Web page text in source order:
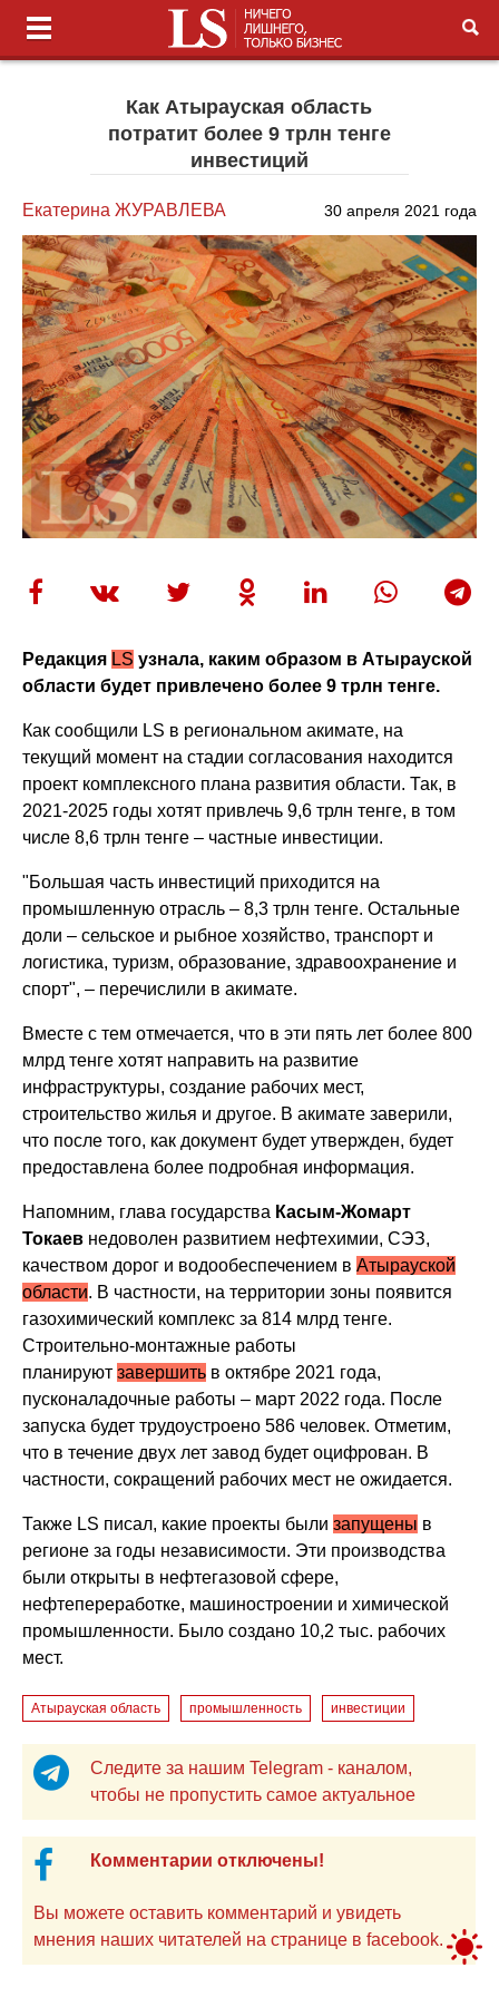
Как Атырауская область
потратит более 9 трлн тенге
инвестиций
Екатерина ЖУРАВЛЕВА 30 апреля 2021 года
Редакция LS узнала, каким образом в Атырауской
области будет привлечено более 9 трлн тенге.
Как сообщили LS в региональном акимате, на
текущий момент на стадии согласования находится
проект комплексного плана развития области. Так, в
2021-2025 годы хотят привлечь 9,6 трлн тенге, в том
числе 8,6 трлн тенге – частные инвестиции.
"Большая часть инвестиций приходится на
промышленную отрасль – 8,3 трлн тенге. Остальные
доли – сельское и рыбное хозяйство, транспорт и
логистика, туризм, образование, здравоохранение и
спорт", – перечислили в акимате.
Вместе с тем отмечается, что в эти пять лет более 800
млрд тенге хотят направить на развитие
инфраструктуры, создание рабочих мест,
строительство жилья и другое. В акимате заверили,
что после того, как документ будет утвержден, будет
предоставлена более подробная информация.
Напомним, глава государства Касым-Жомарт
Токаев недоволен развитием нефтехимии, СЭЗ,
качеством дорог и водообеспечением вАтырауской
области. В частности, на территории зоны появится
газохимический комплекс за 814 млрд тенге.
Строительно-монтажные работы
планируютзавершить в октябре 2021 года,
пусконаладочные работы – март 2022 года. После
запуска будет трудоустроено 586 человек. Отметим,
что в течение двух лет завод будет оцифрован. В
частности, сокращений рабочих мест не ожидается.
Также LS писал, какие проекты былизапущены в
регионе за годы независимости. Эти производства
были открыты в нефтегазовой сфере,
нефтепереработке, машиностроении и химической
промышленности. Было создано 10,2 тыс. рабочих
мест.
Атырауская область промышленность инвестиции
Следите за нашим Telegram - каналом,
чтобы не пропустить самое актуальное
Комментарии отключены!
Вы можете оставить комментарий и увидеть
мнения наших читателей на странице в facebook.